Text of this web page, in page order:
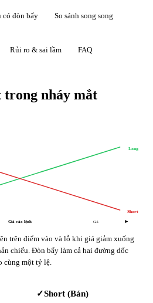
có đòn bẩy So sánh song song
Rủi ro & sai lầm FAQ
trong nháy mắt
Long
Short
Giá vào lệnh Giá
trên điểm vào và lỗ khi giá giảm xuống
chiếu. Đòn bẩy làm cả hai đường dốc
cùng một tỷ lệ.
✓Short (Bán)